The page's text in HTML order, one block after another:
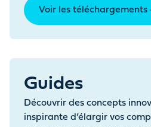
Voir les téléchargements
Guides
Découvrir des concepts
inspirante d’élargir vos